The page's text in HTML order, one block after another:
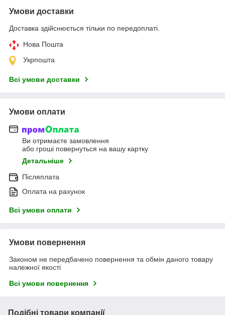
Умови доставки
Доставка здійснюється тільки по передоплаті.
Нова Пошта
Укрпошта
Всі умови доставки
Умови оплати
Ви отримаєте замовлення
або гроші повернуться на вашу картку
Детальніше
Післяплата
Оплата на рахунок
Всі умови оплати
Умови повернення
Законом не передбачено повернення та обмін даного товару
належної якості
Всі умови повернення
Подібні товари компанії